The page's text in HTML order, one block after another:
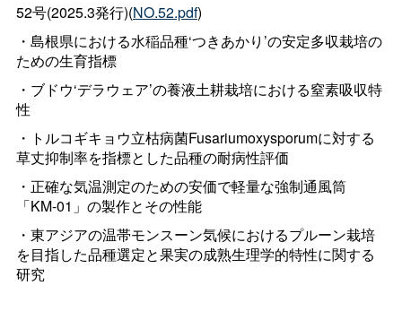
52号(2025.3発行)(NO.52.pdf)
・島根県における水稲品種‘つきあかり’の安定多収栽培の
ための生育指標
・ブドウ‘デラウェア’の養液土耕栽培における窒素吸収特
性
・トルコギキョウ立枯病菌Fusariumoxysporumに対する
草丈抑制率を指標とした品種の耐病性評価
・正確な気温測定のための安価で軽量な強制通風筒
「KM-01」の製作とその性能
・東アジアの温帯モンスーン気候におけるプルーン栽培
を目指した品種選定と果実の成熟生理学的特性に関する
研究